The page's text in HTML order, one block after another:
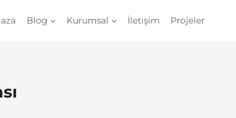
Blog Kurumsal İletişim Projeler